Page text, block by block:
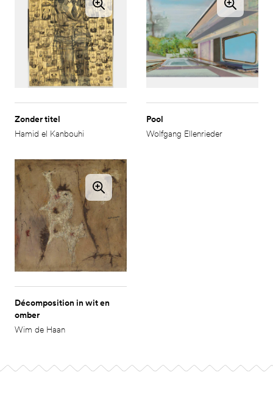
Zonder titel
Hamid el Kanbouhi
Pool
Wolfgang Ellenrieder
Décomposition in wit en
omber
Wim de Haan